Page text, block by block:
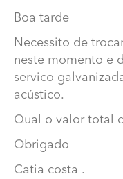
Boa tarde
Necessito de
neste momento e
servico
acústico.
Qual o valor total
Obrigado
Catia costa .